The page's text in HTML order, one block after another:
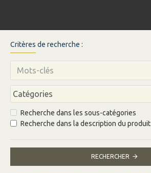
Critères de recherche :
Recherche dans les sous-catégories
Recherche dans la description du produit
RECHERCHER